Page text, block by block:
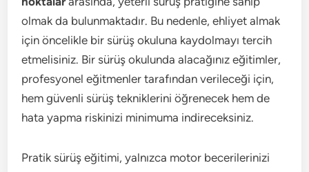
olmak da bulunmaktadır. Bu nedenle, ehliyet almak
için öncelikle bir sürüş okuluna kaydolmayı tercih
etmelisiniz. Bir sürüş okulunda alacağınız eğitimler,
profesyonel eğitmenler tarafından verileceği için,
hem güvenli sürüş tekniklerini öğrenecek hem de
hata yapma riskinizi minimuma indireceksiniz.
Pratik sürüş eğitimi, yalnızca motor becerilerinizi